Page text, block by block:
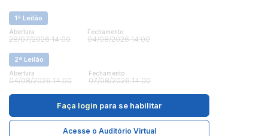
1ª Leilão
Abertura
28/07/2026 14:00
Fechamento
04/08/2026 14:00
2ª Leilão
Abertura
04/08/2026 14:00
Fechamento
07/08/2026 14:00
Faça login para se habilitar
Acesse o Auditório Virtual